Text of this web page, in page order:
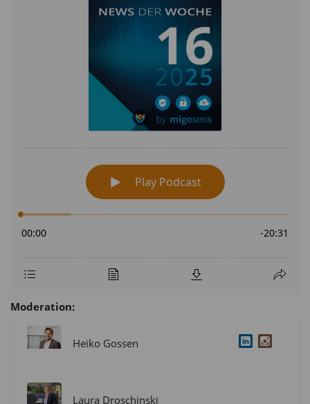
Moderation:
Heiko Gossen
Laura Droschinski